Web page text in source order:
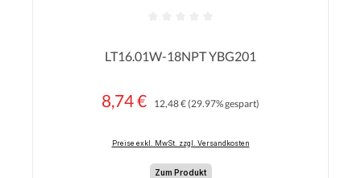
LT16.01W-18NPT YBG201
Verkaufspreis:
8,74 € 12,48 €(29.97% gespart)
Preise exkl. MwSt. zzgl. Versandkosten
Zum Produkt